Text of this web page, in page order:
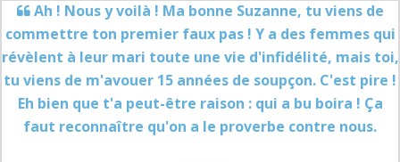
Ah ! Nous y voilà ! Ma bonne Suzanne, tu viens de
commettre ton premier faux pas ! Y a des femmes qui
révèlent à leur mari toute une vie d'infidélité, mais toi,
tu viens de m'avouer 15 années de soupçon. C'est pire !
Eh bien que t'a peut-être raison : qui a bu boira ! Ça
faut reconnaître qu'on a le proverbe contre nous.